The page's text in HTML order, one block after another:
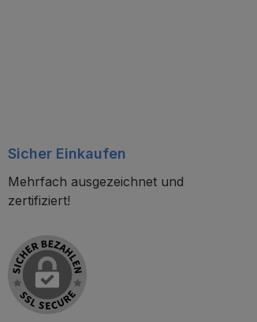
Sicher Einkaufen
Mehrfach ausgezeichnet und
zertifiziert!